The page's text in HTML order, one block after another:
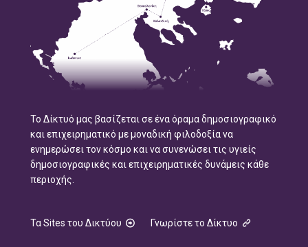
Το Δίκτυό μας βασίζεται σε ένα όραμα δημοσιογραφικό
και επιχειρηματικό με μοναδική φιλοδοξία να
ενημερώσει τον κόσμο και να συνενώσει τις υγιείς
δημοσιογραφικές και επιχειρηματικές δυνάμεις κάθε
περιοχής.
Τα Sites του Δικτύου Γνωρίστε το Δίκτυο